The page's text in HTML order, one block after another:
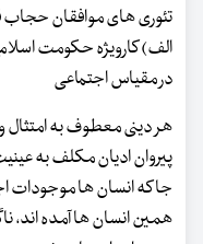
تئوری های موافقان حجاب
الف) کارویژه حکومت
در مقیاس اجتماعی
هر دینی معطوف به امتثال
پیروان ادیان مکلف به
جا که انسان ها موجودات
همین انسان ها آمده اند،